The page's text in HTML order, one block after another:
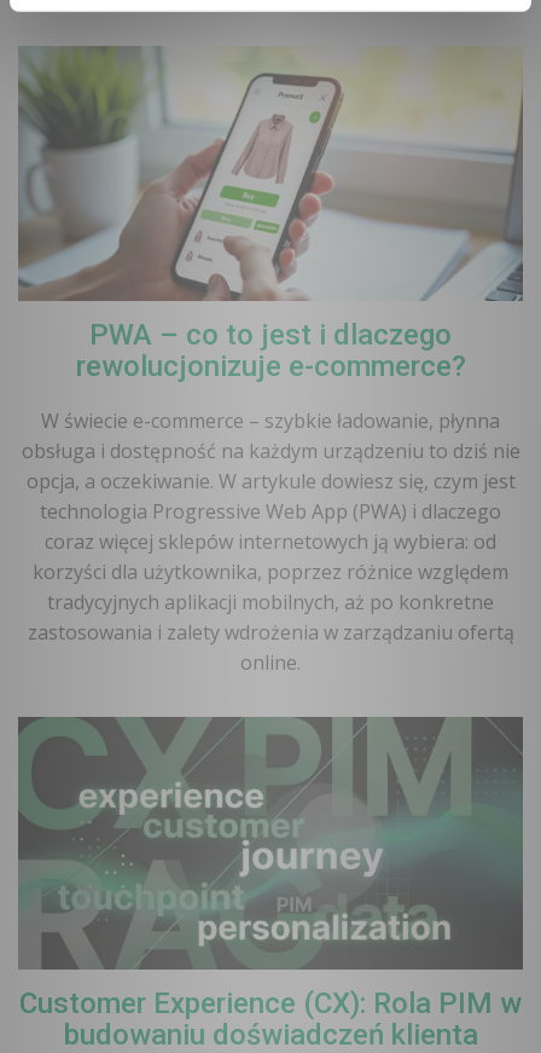
PWA – co to jest i dlaczego
rewolucjonizuje e-commerce?
W świecie e-commerce – szybkie ładowanie, płynna
obsługa i dostępność na każdym urządzeniu to dziś nie
opcja, a oczekiwanie. W artykule dowiesz się, czym jest
technologia Progressive Web App (PWA) i dlaczego
coraz więcej sklepów internetowych ją wybiera: od
korzyści dla użytkownika, poprzez różnice względem
tradycyjnych aplikacji mobilnych, aż po konkretne
zastosowania i zalety wdrożenia w zarządzaniu ofertą
online.
Customer Experience (CX): Rola PIM w
budowaniu doświadczeń klienta